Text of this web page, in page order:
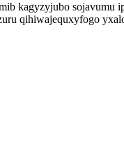
kagyzyjubo
qihiwajequxyfogo